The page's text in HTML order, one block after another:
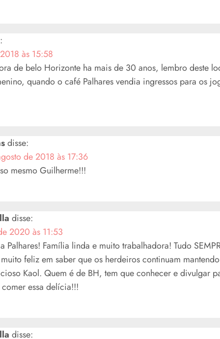
às 15:58
de belo Horizonte ha mais de 30 anos, lembro deste
quando o café Palhares vendia ingressos para os
disse:
de 2018 às 17:36
mesmo Guilherme!!!
disse:
2020 às 11:53
Palhares! Família linda e muito trabalhadora! Tudo
feliz em saber que os herdeiros continuam
Kaol. Quem é de BH, tem que conhecer e divulgar
essa delícia!!!
disse: